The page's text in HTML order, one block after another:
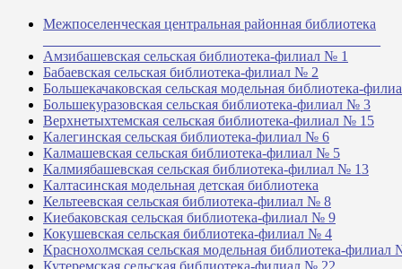
Межпоселенческая центральная районная библиотека
Амзибашевская сельская библиотека-филиал № 1
Бабаевская сельская библиотека-филиал № 2
Большекачаковская сельская модельная библиотека-
Большекуразовская сельская библиотека-филиал № 3
Верхнетыхтемская сельская библиотека-филиал № 15
Калегинская сельская библиотека-филиал № 6
Калмашевская сельская библиотека-филиал № 5
Калмиябашевская сельская библиотека-филиал № 13
Калтасинская модельная детская библиотека
Кельтеевская сельская библиотека-филиал № 8
Киебаковская сельская библиотека-филиал № 9
Кокушевская сельская библиотека-филиал № 4
Краснохолмская сельская модельная библиотека-филиал